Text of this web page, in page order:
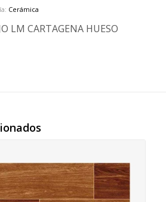
Cerámica
LM CARTAGENA HUESO